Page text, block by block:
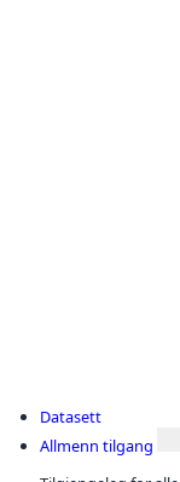
Datasett
Allmenn tilgang